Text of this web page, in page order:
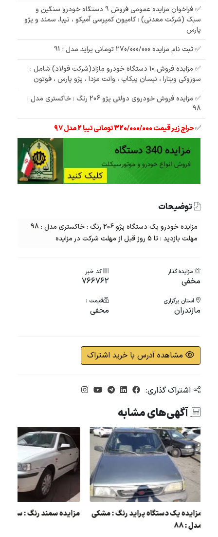
✅ فراخوان مزایده عمومی فروش 9 دستگاه خودرو سنگین و
سبک (شرکت معدنی) : کامیون کمپرسی آمیکو ، تیبا، سمند و پژو
پارس
✅ ثبت نام مزایده 270/000/000 تومانی پراید مدل : 91
✅ مزایده فروش 10 دستگاه خودرو مازاد(شرکت فولاد) شامل :
سوزوکی ویتارا ، نیسان پیکاپ ، وانت مزدا ، پژو پارس ، فوتون
✅ مزایده فروش خودروی دولتی پژو 206 رنگ : خاکستری مدل :
98
✅حراج زیر قیمت 320/000/000 تومانی تیبا 2 مدل 97
توضیحات
مزایده خودرو یک دستگاه پژو 206 رنگ : خاکستری مدل : 98
مهلت بازدید : تا 5 روز قبل از مهلت شرکت در مزایده
مزایده گذار
مخفی
کد خبر
766762
استان برگزاری
مازندران
قیمت :
مخفی
مشاهده آدرس با خرید اشتراک
اشتراک گذاری:
آگهی‌های مشابه
مزایده سمند رنگ : سفید
مزایده یک دستگاه پراید رنگ : مشکی
مدل : 88